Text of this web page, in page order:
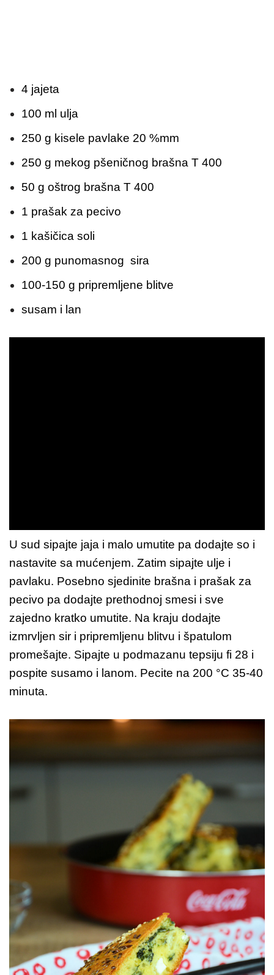
4 jajeta
100 ml ulja
250 g kisele pavlake 20 %mm
250 g mekog pšeničnog brašna T 400
50 g oštrog brašna T 400
1 prašak za pecivo
1 kašičica soli
200 g punomasnog sira
100-150 g pripremljene blitve
susam i lan
U sud sipajte jaja i malo umutite pa dodajte so i
nastavite sa mućenjem. Zatim sipajte ulje i
pavlaku. Posebno sjedinite brašna i prašak za
pecivo pa dodajte prethodnoj smesi i sve
zajedno kratko umutite. Na kraju dodajte
izmrvljen sir i pripremljenu blitvu i špatulom
promešajte. Sipajte u podmazanu tepsiju fi 28 i
pospite susamo i lanom. Pecite na 200 °C 35-40
minuta.